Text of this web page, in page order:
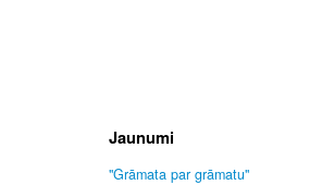
Jaunumi
"Grāmata par grāmatu"